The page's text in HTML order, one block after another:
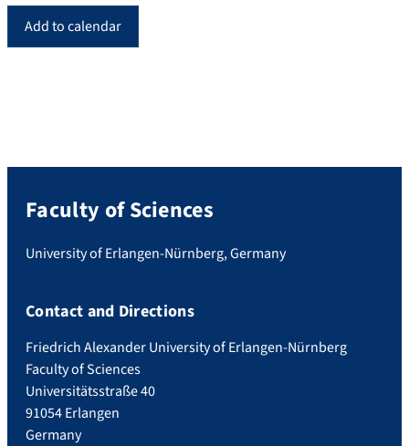
Add to calendar
Faculty of Sciences
University of Erlangen-Nürnberg, Germany
Contact and Directions
Friedrich Alexander University of Erlangen-Nürnberg
Faculty of Sciences
Universitätsstraße 40
91054 Erlangen
Germany